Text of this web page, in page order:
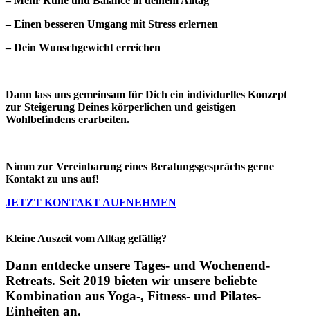
– Einen besseren Umgang mit Stress erlernen
– Dein Wunschgewicht erreichen
Dann lass uns gemeinsam für Dich ein individuelles Konzept
zur Steigerung Deines körperlichen und geistigen
Wohlbefindens erarbeiten.
Nimm zur Vereinbarung eines Beratungsgesprächs gerne
Kontakt zu uns auf!
JETZT KONTAKT AUFNEHMEN
Kleine Auszeit vom Alltag gefällig?
Dann entdecke unsere Tages- und Wochenend-
Retreats. Seit 2019 bieten wir unsere beliebte
Kombination aus Yoga-, Fitness- und Pilates-
Einheiten an.